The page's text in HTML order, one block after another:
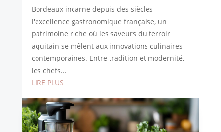
Bordeaux incarne depuis des siècles
l'excellence gastronomique française, un
patrimoine riche où les saveurs du terroir
aquitain se mêlent aux innovations culinaires
contemporaines. Entre tradition et modernité,
les chefs...
LIRE PLUS